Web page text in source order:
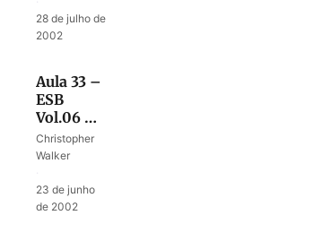
28 de julho de
2002
Aula 33 –
ESB
Vol.06 –
Uma tribo
buscando
Christopher
Walker
23 de junho
de 2002